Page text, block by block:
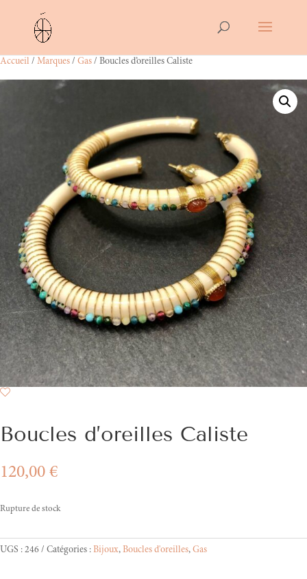
Accueil / Marques / Gas / Boucles d’oreilles Caliste
Boucles d’oreilles Caliste
120,00 €
Rupture de stock
UGS : 246 Catégories : Bijoux, Boucles d'oreilles, Gas